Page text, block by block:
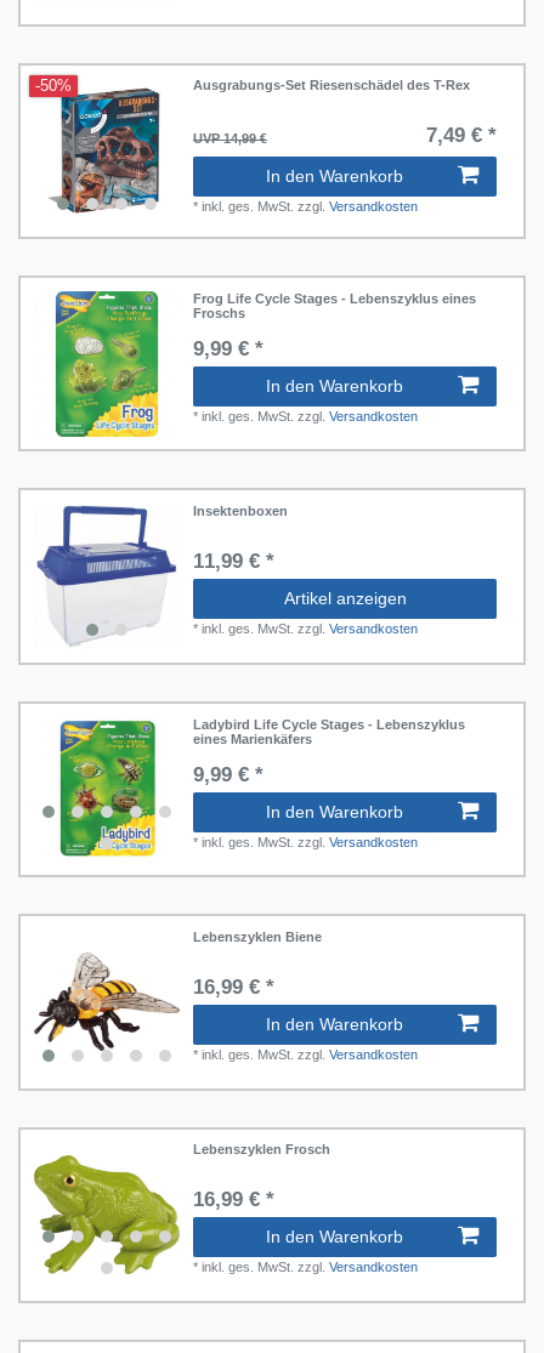
Vorstellungsvermögen
und Bewegung
entdecken
und Zeit
und Rechnen
-50% Ausgrabungs-Set Riesenschädel des T-Rex
UVP 14,99 € 7,49 € *
In den Warenkorb
* inkl. ges. MwSt. zzgl. Versandkosten
Frog Life Cycle Stages - Lebenszyklus eines
Froschs
9,99 € *
In den Warenkorb
* inkl. ges. MwSt. zzgl. Versandkosten
Insektenboxen
11,99 € *
Artikel anzeigen
* inkl. ges. MwSt. zzgl. Versandkosten
Ladybird Life Cycle Stages - Lebenszyklus
eines Marienkäfers
9,99 € *
In den Warenkorb
* inkl. ges. MwSt. zzgl. Versandkosten
Lebenszyklen Biene
16,99 € *
In den Warenkorb
* inkl. ges. MwSt. zzgl. Versandkosten
Lebenszyklen Frosch
16,99 € *
In den Warenkorb
* inkl. ges. MwSt. zzgl. Versandkosten